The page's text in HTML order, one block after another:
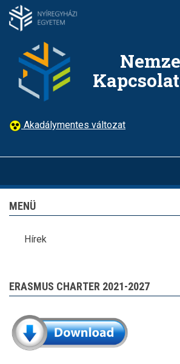
Ugrás
Akadálymentes változat
MENÜ
Hírek
ERASMUS CHARTER 2021-2027